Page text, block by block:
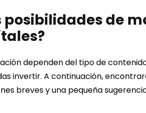
posibilidades de
dependen del tipo de
invertir. A continuación,
breves y una pequeña